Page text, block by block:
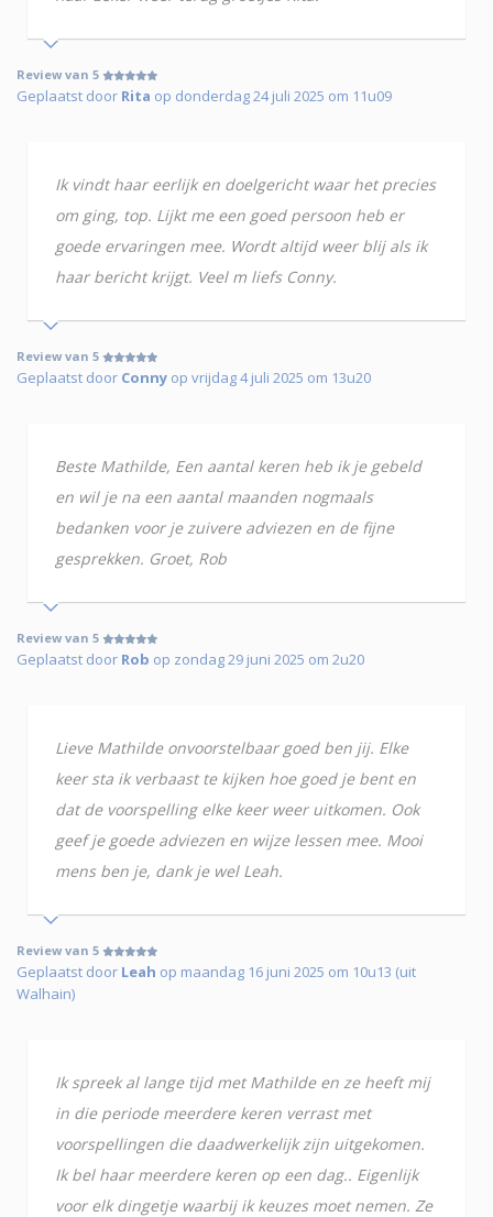
Review van 5
Geplaatst door Rita op donderdag 24 juli 2025 om 11u09
Ik vindt haar eerlijk en doelgericht waar het precies
om ging, top. Lijkt me een goed persoon heb er
goede ervaringen mee. Wordt altijd weer blij als ik
haar bericht krijgt. Veel m liefs Conny.
Review van 5
Geplaatst door Conny op vrijdag 4 juli 2025 om 13u20
Beste Mathilde, Een aantal keren heb ik je gebeld
en wil je na een aantal maanden nogmaals
bedanken voor je zuivere adviezen en de fijne
gesprekken. Groet, Rob
Review van 5
Geplaatst door Rob op zondag 29 juni 2025 om 2u20
Lieve Mathilde onvoorstelbaar goed ben jij. Elke
keer sta ik verbaast te kijken hoe goed je bent en
dat de voorspelling elke keer weer uitkomen. Ook
geef je goede adviezen en wijze lessen mee. Mooi
mens ben je, dank je wel Leah.
Review van 5
Geplaatst door Leah op maandag 16 juni 2025 om 10u13 (uit
Walhain)
Ik spreek al lange tijd met Mathilde en ze heeft mij
in die periode meerdere keren verrast met
voorspellingen die daadwerkelijk zijn uitgekomen.
Ik bel haar meerdere keren op een dag.. Eigenlijk
voor elk dingetje waarbij ik keuzes moet nemen. Ze